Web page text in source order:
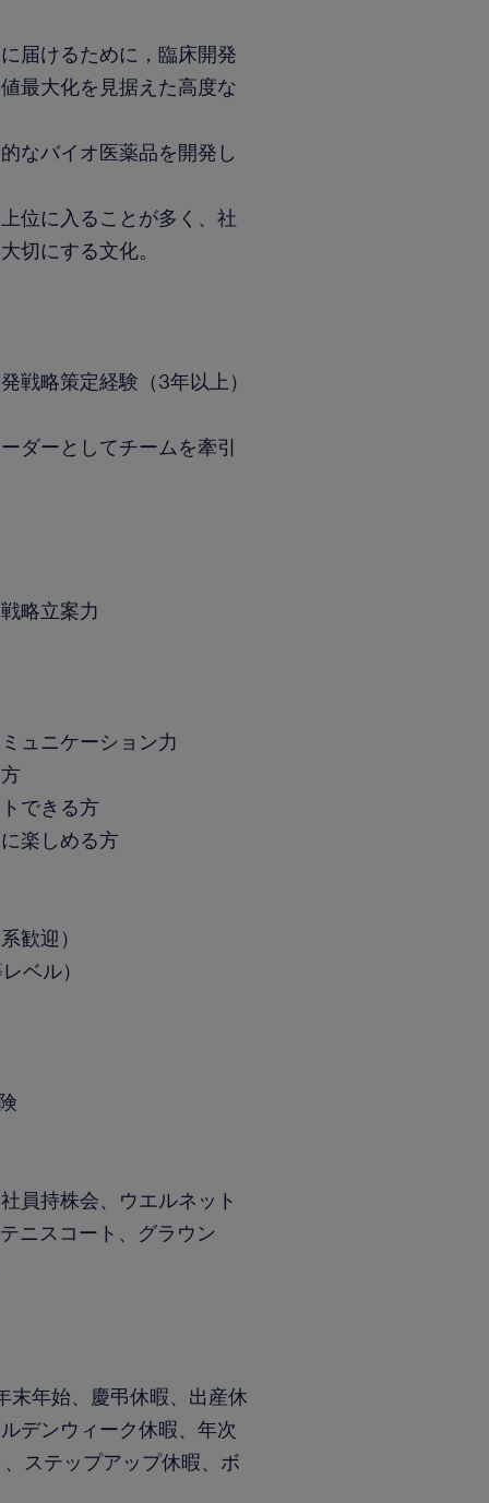
届けるために，臨床開発
最大化を見据えた高度な
なバイオ医薬品を開発し
位に入ることが多く、社
切にする文化。
戦略策定経験（3年以上）
ダーとしてチームを牽引
略立案力
ュニケーション力
できる方
楽しめる方
歓迎）
ベル）
員持株会、ウエルネット
ニスコート、グラウン
末年始、慶弔休暇、出産休
デンウィーク休暇、年次
ステップアップ休暇、ボ